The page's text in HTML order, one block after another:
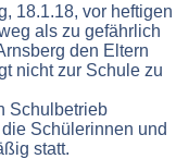
18.1.18, vor heftigen
als zu gefährlich
den Eltern
nicht zur Schule zu
Schulbetrieb
Schülerinnen und
statt.